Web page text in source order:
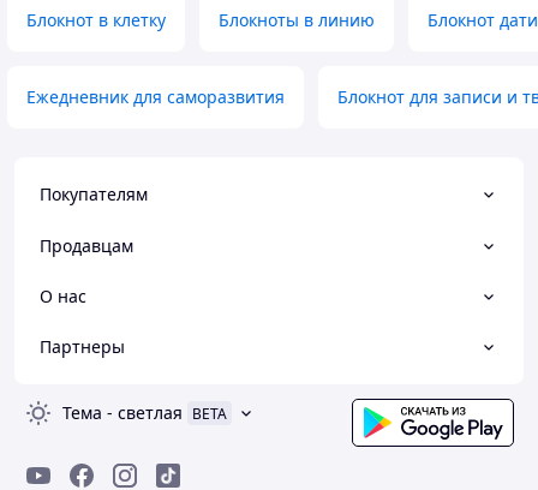
Блокнот в клетку Блокноты в линию Блокнот
Ежедневник для саморазвития Блокнот для записи и
Покупателям
Продавцам
О нас
Партнеры
Тема - светлая BETA